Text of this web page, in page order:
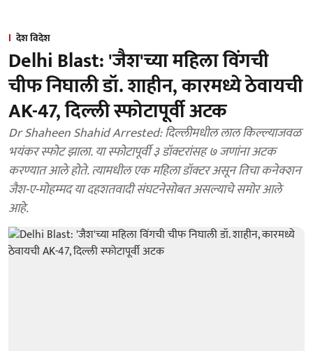
देश विदेश
Delhi Blast: 'जैश'च्या महिला विंगची
चीफ निघाली डॉ. शाहीन, कारमध्ये ठेवायची
AK-47, दिल्ली स्फोटापूर्वी अटक
Dr Shaheen Shahid Arrested: दिल्लीमधील लाल किल्ल्याजवळ
भयंकर स्फोट झाला. या स्फोटापूर्वी ३ डॉक्टरांसह ७ जणांना अटक
करण्यात आले होते. त्यामधील एक महिला डॉक्टर असून तिचा कनेक्शन
जैश-ए-मोहम्मद या दहशतवादी संघटनेसोबत असल्याचे समोर आले
आहे.